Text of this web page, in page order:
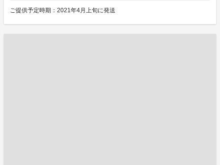
ご提供予定時期：2021年4月上旬に発送